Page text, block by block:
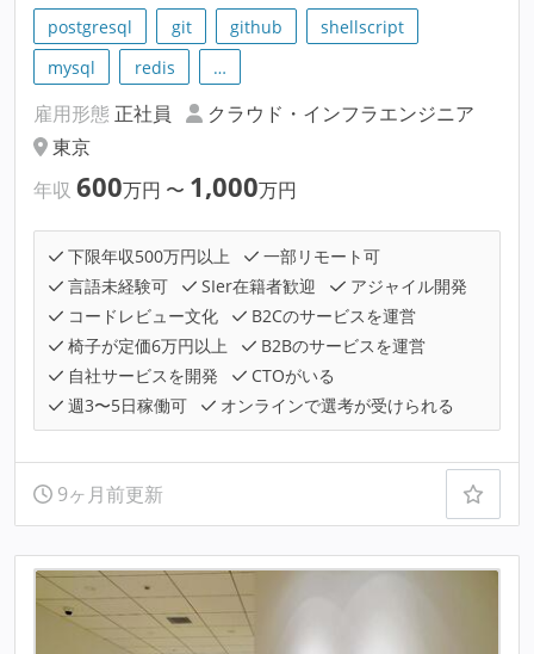
postgresql git github
shellscript
mysql
redis …
雇用形態 正社員
クラウド・インフラエンジニア
東京
年収 600万円 〜 1,000万円
下限年収500万円以上
一部リモート可
言語未経験可
SIer在籍者歓迎
アジャイル開発
コードレビュー文化
B2Cのサービスを運営
椅子が定価6万円以上
B2Bのサービスを運営
自社サービスを開発
CTOがいる
週3〜5日稼働可
オンラインで選考が受けられる
9ヶ月前更新